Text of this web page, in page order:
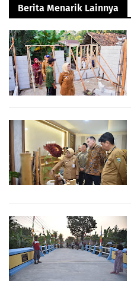
Berita Menarik Lainnya